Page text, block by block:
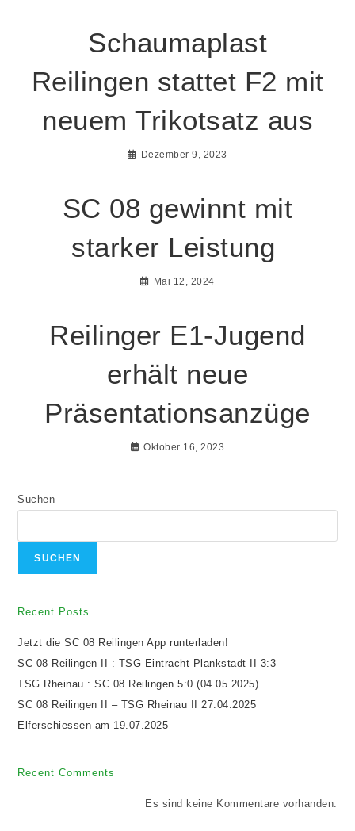
Schaumaplast
Reilingen stattet F2 mit
neuem Trikotsatz aus
Dezember 9, 2023
SC 08 gewinnt mit
starker Leistung
Mai 12, 2024
Reilinger E1-Jugend
erhält neue
Präsentationsanzüge
Oktober 16, 2023
Suchen
SUCHEN
Recent Posts
Jetzt die SC 08 Reilingen App runterladen!
SC 08 Reilingen II : TSG Eintracht Plankstadt II 3:3
TSG Rheinau : SC 08 Reilingen 5:0 (04.05.2025)
SC 08 Reilingen II – TSG Rheinau II 27.04.2025
Elferschiessen am 19.07.2025
Recent Comments
Es sind keine Kommentare vorhanden.